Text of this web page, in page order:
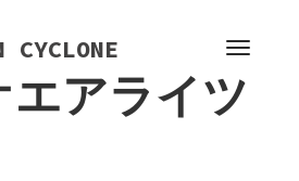
T
o
g
CYCLONE
エアライツ